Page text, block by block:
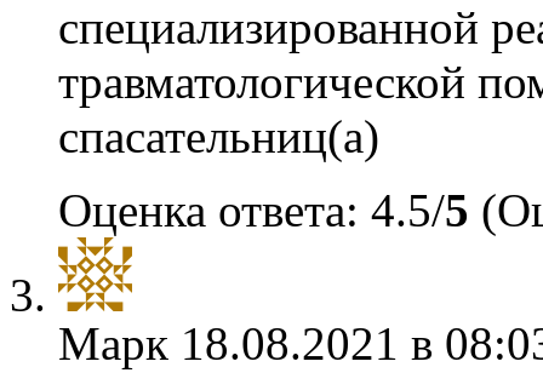
специализированной
травматологической
спасательниц(а)
Оценка ответа: 4.5/5
Марк 18.08.2021 в